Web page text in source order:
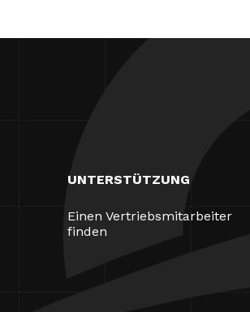
UNTERSTÜTZUNG
Einen Vertriebsmitarbeiter
finden